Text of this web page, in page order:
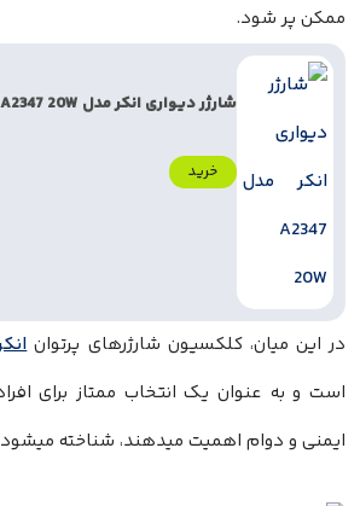
ممکن پر شود.
شارژر دیواری انکر مدل A2347 20W
خرید
در این میان، کلکسیون شارژرهای پرتوان
است و به‌ عنوان یک انتخاب ممتاز برای
ایمنی و دوام اهمیت میدهند، شناخته